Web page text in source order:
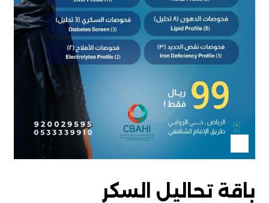
باقة تحاليل السكر